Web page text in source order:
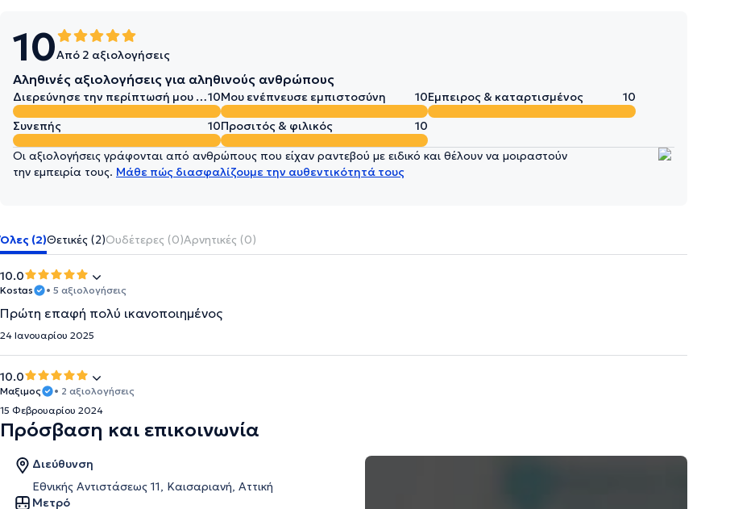
10Από 2 αξιολογήσεις
Αληθινές αξιολογήσεις για αληθινούς ανθρώπους
Διερεύνησε την περίπτωσή μου σε βάθος10Μου ενέπνευσε εμπιστοσύνη 10Έμπειρος & καταρτισμένος
10
Συνεπής
10Προσιτός & φιλικός 10
Οι αξιολογήσεις γράφονται από ανθρώπους που είχαν ραντεβού με ειδικό και θέλουν να μοιραστούν
την εμπειρία τους. Μάθε πώς διασφαλίζουμε την αυθεντικότητά τους
Όλες (2)Θετικές (2)Ουδέτερες (0)Αρνητικές (0)
10.0
Kostas • 5 αξιολογήσεις
Πρώτη επαφή πολύ ικανοποιημένος
24 Ιανουαρίου 2025
10.0
Μαξιμος
• 2 αξιολογήσεις
15 Φεβρουαρίου 2024
Πρόσβαση και επικοινωνία
Διεύθυνση
Εθνικής Αντιστάσεως 11, Καισαριανή, Αττική
Μετρό